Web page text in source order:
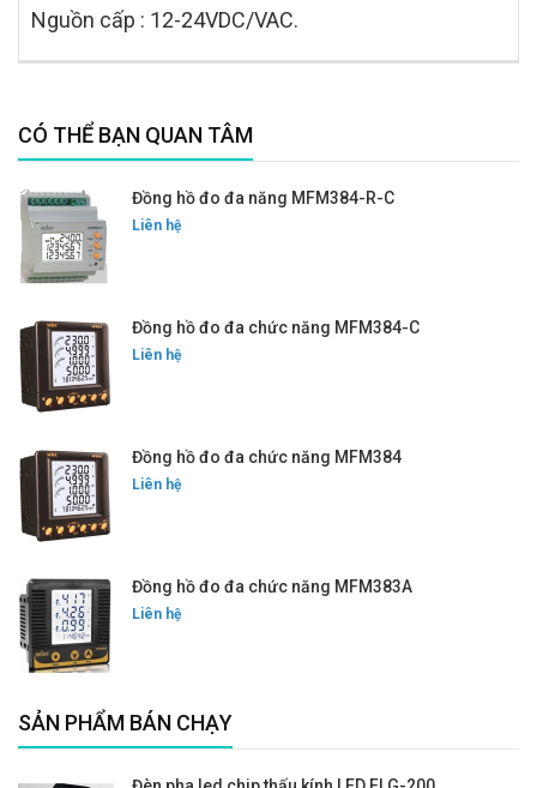
Nguồn cấp : 12-24VDC/VAC.
CÓ THỂ BẠN QUAN TÂM
Đồng hồ đo đa năng MFM384-R-C
Liên hệ
Đồng hồ đo đa chức năng MFM384-C
Liên hệ
Đồng hồ đo đa chức năng MFM384
Liên hệ
Đồng hồ đo đa chức năng MFM383A
Liên hệ
SẢN PHẨM BÁN CHẠY